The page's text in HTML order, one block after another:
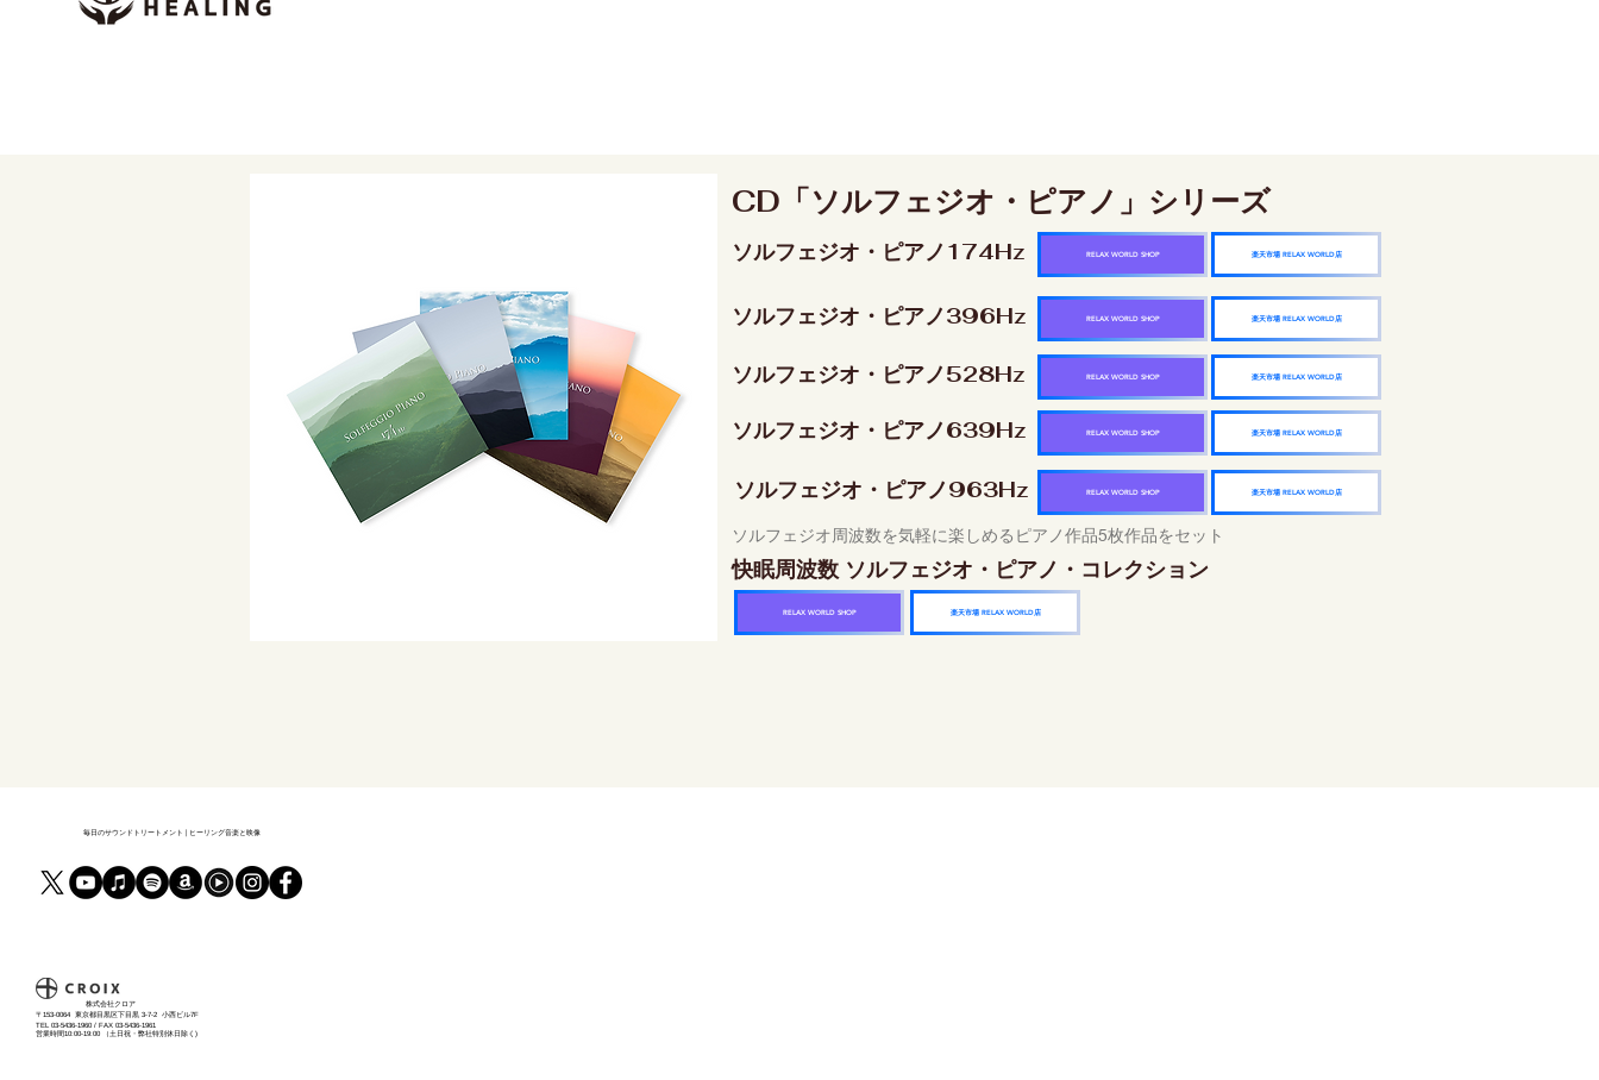
CD「ソルフェジオ・ピアノ」シリーズ
ソルフェジオ・ピアノ174Hz 楽天市場 RELAX WORLD店
RELAX WORLD SHOP
ソルフェジオ・ピアノ396Hz 楽天市場 RELAX WORLD店
RELAX WORLD SHOP
ソルフェジオ・ピアノ528Hz 楽天市場 RELAX WORLD店
RELAX WORLD SHOP
ソルフェジオ・ピアノ639Hz 楽天市場 RELAX WORLD店
RELAX WORLD SHOP
ソルフェジオ・ピアノ963Hz 楽天市場 RELAX WORLD店
RELAX WORLD SHOP
ソルフェジオ周波数を気軽に楽しめるピアノ作品5枚作品をセット
快眠周波数 ソルフェジオ・ピアノ・コレクション
RELAX WORLD SHOP 楽天市場 RELAX WORLD店
毎日のサウンドトリートメント | ヒーリング音楽と映像
​株式会社クロア
〒153-0064 東京都目黒区下目黒 3-7-2 小西ビル7F
TEL 03-5436-1960 / FAX 03-5436-1961
営業時間10:00-19:00 （土日祝・弊社特別休日除く)